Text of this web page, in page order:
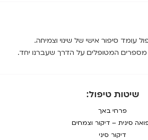
עומד סיפור אישי של שינוי וצמיחה.
המטופלים על הדרך שעברנו יחד.
שיטות טיפול:
פרחי באך
סינית – דיקור וצמחים
דיקור סיני